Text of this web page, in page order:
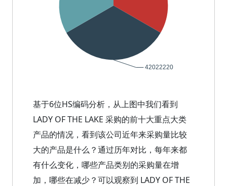
基于6位HS编码分析，从上图中我们看到
LADY OF THE LAKE 采购的前十大重点大类
产品的情况，看到该公司近年来采购量比较
大的产品是什么？通过历年对比，每年来都
有什么变化，哪些产品类别的采购量在增
加，哪些在减少？可以观察到 LADY OF THE